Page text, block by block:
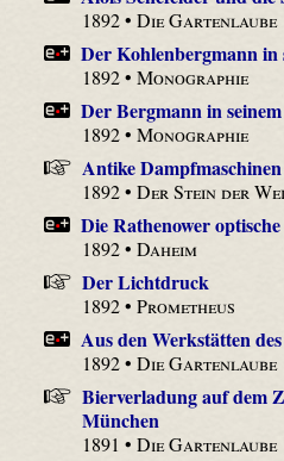
1892 •Die Gartenlaube
Der Kohlenbergmann in
1892 •Monographie
Der Bergmann in
1892 •Monographie
Antike Dampfmaschinen
1892 •Der Stein der
Die Rathenower
1892 •Daheim
Der Lichtdruck
1892 •Prometheus
Aus den Werkstätten
1892 •Die Gartenlaube
Bierverladung auf dem
München
1891 •Die Gartenlaube